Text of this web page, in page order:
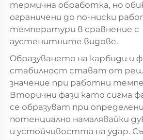
термична обработка, но
ограничени до по-ниски
температури в сравнение с
аустенитните видове.
Образуването на карбиди и
стабилност стават от
значение при работни
Вторични фази като сигма
се образуват при
потенциално намалявайки
и устойчивостта на удар.